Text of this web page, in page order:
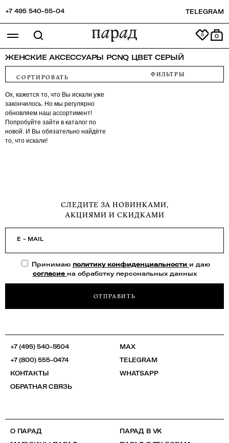
+7 495 540-55-04 TELEGRAM
0
ЖЕНСКИЕ АКСЕССУАРЫ PCNQ ЦВЕТ СЕРЫЙ
ФИЛЬТРЫ
Ох, кажется то, что Вы искали уже
закончилось. Но мы регулярно
обновляем наш ассортимент!
Попробуйте зайти в каталог по
новой. И Вы обязательно найдёте
то, что искали!
СЛЕДИТЕ ЗА НОВИНКАМИ,
АКЦИЯМИ И СКИДКАМИ
E - MAIL
Принимаю политику конфиденциальности и даю
согласие на обработку персональных данных
ОТПРАВИТЬ
+7 (495) 540-5504
+7 (800) 555-0474
КОНТАКТЫ
ОБРАТНАЯ СВЯЗЬ
MAX
TELEGRAM
WHATSAPP
О ПАРАД
ПАРАД В VK